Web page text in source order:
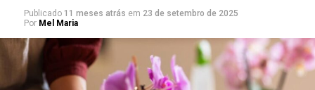
Publicado 11 meses atrás em 23 de setembro de 2025
Por Mel Maria